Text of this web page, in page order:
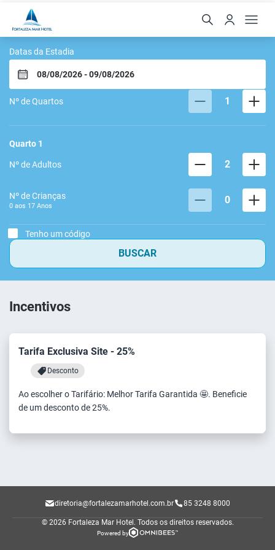
Fortaleza Mar Hotel
Datas da Estadia
Nº de Quartos 1
Quarto 1
Nº de Adultos 2
Nº de Crianças
0 aos 17 Anos 0
Tenho um código
BUSCAR
Incentivos
Tarifa Exclusiva Site - 25%
Desconto
Ao escolher o Tarifário: Melhor Tarifa Garantida 🤩. Beneficie
de um desconto de 25%.
diretoria@fortalezamarhotel.com.br 85 3248 8000
© 2026 Fortaleza Mar Hotel. Todos os direitos reservados.
Powered by